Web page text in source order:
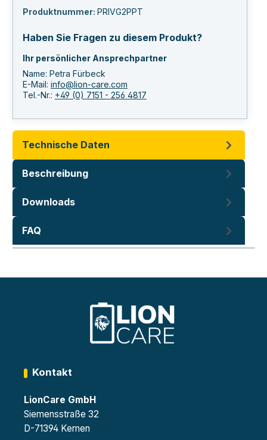
Produktnummer: PRIVG2PPT
Haben Sie Fragen zu diesem Produkt?
Ihr persönlicher Ansprechpartner
Name: Petra Fürbeck
E-Mail: info@lion-care.com
Tel.-Nr.: +49 (0) 7151 - 256 4817
Technische Daten
Beschreibung
Downloads
FAQ
Kontakt
LionCare GmbH
Siemensstraße 32
D-71394 Kernen